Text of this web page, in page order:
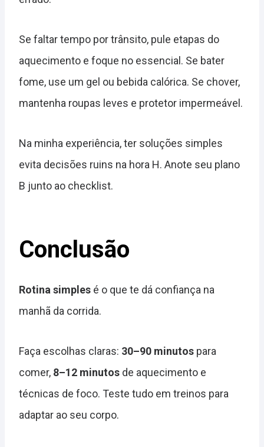
Se faltar tempo por trânsito, pule etapas do
aquecimento e foque no essencial. Se bater
fome, use um gel ou bebida calórica. Se chover,
mantenha roupas leves e protetor impermeável.
Na minha experiência, ter soluções simples
evita decisões ruins na hora H. Anote seu plano
B junto ao checklist.
Conclusão
Rotina simples é o que te dá confiança na
manhã da corrida.
Faça escolhas claras: 30–90 minutos para
comer, 8–12 minutos de aquecimento e
técnicas de foco. Teste tudo em treinos para
adaptar ao seu corpo.